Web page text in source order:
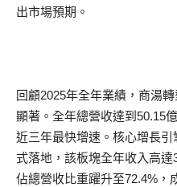
出市場預期。
回顧2025年全年業績，商湯
顯著。全年總營收達到50.15
近三年最快增速。核心增長
式落地，該板塊全年收入高達
佔總營收比重躍升至72.4%，